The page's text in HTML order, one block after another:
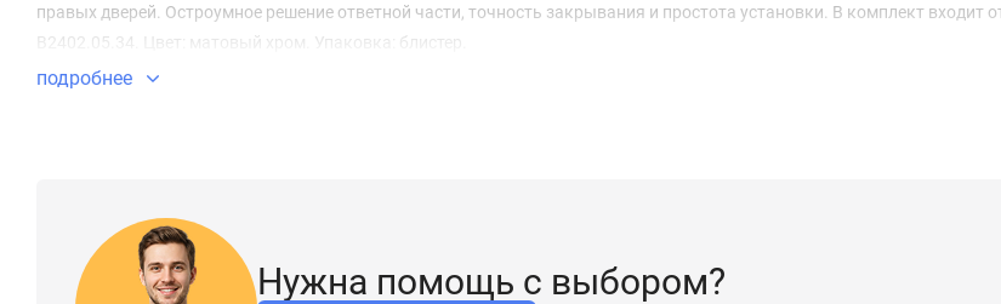
правых дверей. Остроумное решение ответной части, точность закрывания и простота установки. В комплект входит
B2402.05.34. Цвет: матовый хром. Упаковка: блистер.
подробнее
Нужна помощь с выбором?